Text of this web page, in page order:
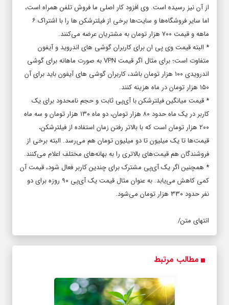
از آن نیز رسیده است. وی افزود کار اصلی ما فروش تلفن همراه است،
اما سایر فروشگاه‌ها و سایت‌ها برخی از فیلترشکن ها را با اشتراک ۶
ماهه و قیمت ۷۰۰ هزار تومان به مشتریان عرضه می‌کنند.
* البته قیمت وی پی ان برای کاربران گوشی های اندروید و آیفون
متفاوت است؛ برای مثال اگر قیمت VPN به صورت ماهانه برای گوشی
اندرویدی ۱۰۰ هزار تومان باشد، کاربران گوشی های آیفون باید برای آن
۱۵۰ هزار تومان در ماه هزینه کنند.
* قیمت میانگین فیلترشکن با آی‌پی ثابت و حجم نامحدود برای یک
کاربر در یک ماه حدود ۸۰ هزار تومان، دو ماه ۱۳۰ هزار تومان و سه ماه
۲۰۰ هزار تومان است که با بالاتر رفتن زمان استفاده از فیلترشکن،
قیمت‌ها تا یک میلیون تا دو میلیون تومان هم می‌رسد. البته برخی از
فروشندگان هم قیمت‌های بالاتری را به بهانه‌های مختلف اعلام می‌کنند.
* همچنین اگر یک آی‌پی‌ مشترک برای چندین کاربر فعال شود، قیمت آن
کمی کاهش می‌یابد. به عنوان مثال قیمت یک آی‌پی ۹۰ روزه برای دو
نفر حدود ۳۳۰ هزار تومان می‌شود.
انتهای متن/
مطالب مرتبط